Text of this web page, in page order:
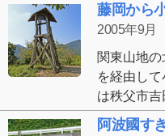
藤岡から
2005年9月
関東山地
を経由し
は秩父市吉
阿波國す